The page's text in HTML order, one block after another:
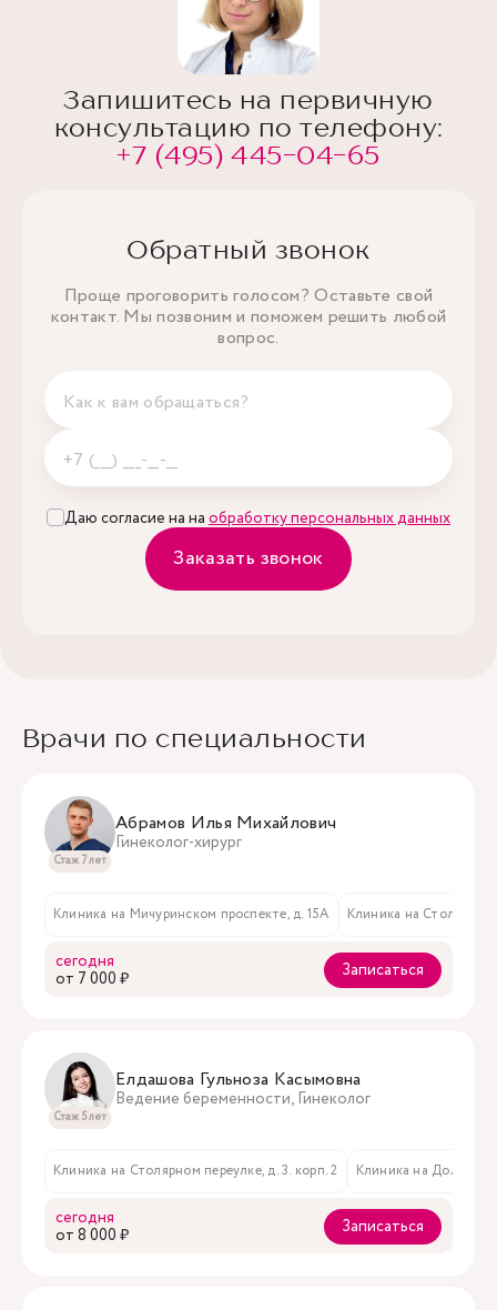
Запишитесь на первичную
консультацию по телефону:
+7 (495) 445-04-65
Обратный звонок
Проще проговорить голосом? Оставьте свой
контакт. Мы позвоним и поможем решить любой
вопрос.
Даю согласие на на обработку персональных данных
Заказать звонок
Врачи по специальности
Стаж 7 лет
Абрамов Илья Михайлович
Гинеколог-хирург
Клиника на Мичуринском проспекте, д. 15А Клиника на Столярном
сегодня
oт 7 000 ₽
Записаться
Стаж 5 лет
Елдашова Гульноза Касымовна
Ведение беременности, Гинеколог
Клиника на Столярном переулке, д. 3. корп. 2 Клиника на
сегодня
oт 8 000 ₽
Записаться